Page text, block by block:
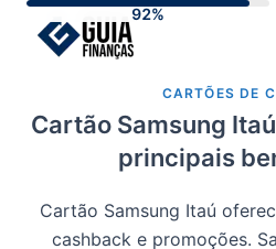
CARTÕES DE
Cartão Samsung
principais
Cartão Samsung Itaú
cashback e promoções.